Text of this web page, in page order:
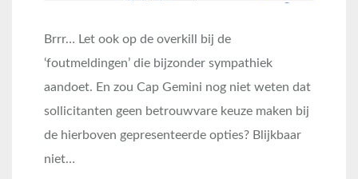
Brrr… Let ook op de overkill bij de
‘foutmeldingen’ die bijzonder sympathiek
aandoet. En zou Cap Gemini nog niet weten dat
sollicitanten geen betrouwvare keuze maken bij
de hierboven gepresenteerde opties? Blijkbaar
niet…